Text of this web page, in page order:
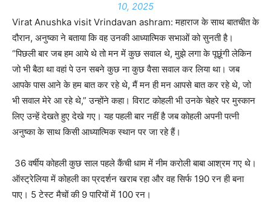
10, 2025
Virat Anushka visit Vrindavan ashram: महाराज के साथ बातचीत के
दौरान, अनुष्का ने बताया कि वह उनकी आध्यात्मिक सभाओं को सुनती है।
“पिछली बार जब हम आये थे तो मन में कुछ सवाल थे, मुझे लगा के पूछूंगी लेकिन
जो भी बैठा था वहां पे उन सबने कुछ ना कुछ वैसा सवाल कर लिया था। जब
आपके पास आने के हम बात कर रहे थे, मैं मन ही मन आपसे बात कर रहे थे, जो
भी सवाल मेरे आ रहे थे,” उन्होंने कहा। विराट कोहली भी उनके चेहरे पर मुस्कान
लिए उन्हें देखते हुए देखे गए। यह पहली बार नहीं है जब कोहली अपनी पत्नी
अनुष्का के साथ किसी आध्यात्मिक स्थान पर जा रहे हैं।
36 वर्षीय कोहली कुछ साल पहले कैंची धाम में नीम करोली बाबा आश्रम गए थे।
ऑस्ट्रेलिया में कोहली का प्रदर्शन खराब रहा और वह सिर्फ 190 रन ही बना
पाए। 5 टेस्ट मैचों की 9 पारियों में 100 रन।